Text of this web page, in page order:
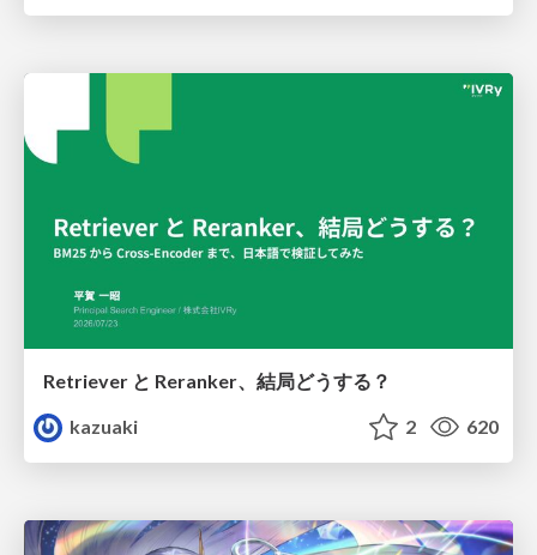
Retriever と Reranker、結局どうする？
kazuaki
2 620